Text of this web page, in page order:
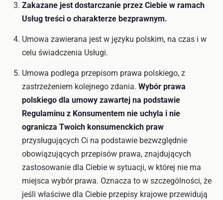
Zakazane jest dostarczanie przez Ciebie w ramach
Usług treści o charakterze bezprawnym.
Umowa zawierana jest w języku polskim, na czas i w
celu świadczenia Usługi.
Umowa podlega przepisom prawa polskiego, z
zastrzeżeniem kolejnego zdania. Wybór prawa
polskiego dla umowy zawartej na podstawie
Regulaminu z Konsumentem nie uchyla i nie
ogranicza Twoich konsumenckich praw
przysługujących Ci na podstawie bezwzględnie
obowiązujących przepisów prawa, znajdujących
zastosowanie dla Ciebie w sytuacji, w której nie ma
miejsca wybór prawa. Oznacza to w szczególności, że
jeśli właściwe dla Ciebie przepisy krajowe przewidują